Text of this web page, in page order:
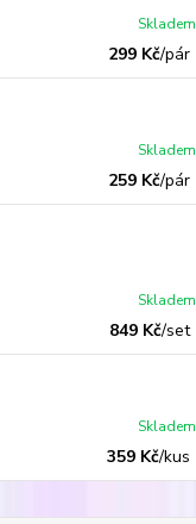
299 Kč/pár
Skladem
259 Kč/pár
Skladem
849 Kč/set
Skladem
359 Kč/kus
Skladem